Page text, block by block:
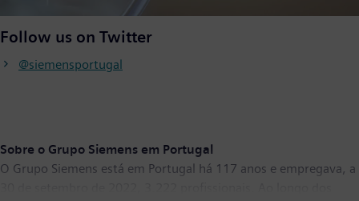
Follow us on Twitter
@siemensportugal
Sobre o Grupo Siemens em Portugal
O Grupo Siemens está em Portugal há 117 anos e empregava, a